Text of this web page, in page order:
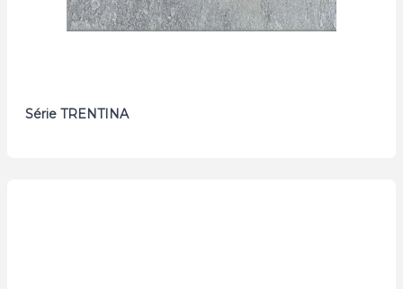
Série TRENTINA